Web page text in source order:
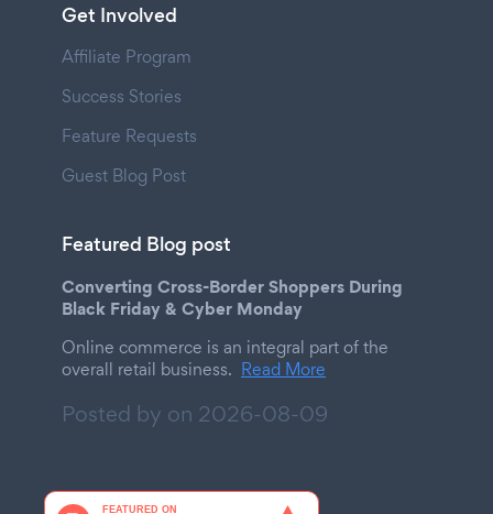
Get Involved
Affiliate Program
Success Stories
Feature Requests
Guest Blog Post
Featured Blog post
Converting Cross-Border Shoppers During
Black Friday & Cyber Monday
Online commerce is an integral part of the
overall retail business. Read More
Posted by on 2026-08-09